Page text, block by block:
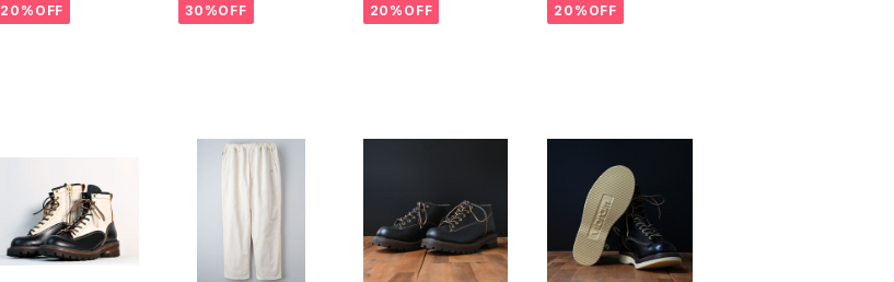
20%OFF 30%OFF 20%OFF 20%OFF